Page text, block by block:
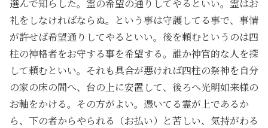
選んで知らした。霊の希望の通りしてやるといい。霊はお
礼をしなければならぬ。という事は守護してる事で、事情
が許せば希望通りしてやるといい。後を頼むというのは四
柱の神格者をお守する事を希望する。誰か神官的な人を探
して頼むといい。それも具合が悪ければ四柱の祭神を自分
の家の床の間へ、台の上に安置して、後ろへ光明如来様の
お軸をかける。その方がよい。憑いてる霊が上であるか
ら、下の者からやられる（お払い）と苦しい、気持がわる